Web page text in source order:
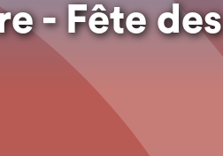
- Fête des